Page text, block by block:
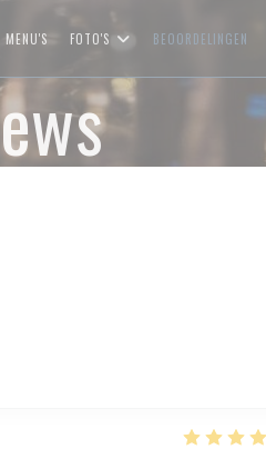
MENU'S FOTO'S BEOORDELINGEN